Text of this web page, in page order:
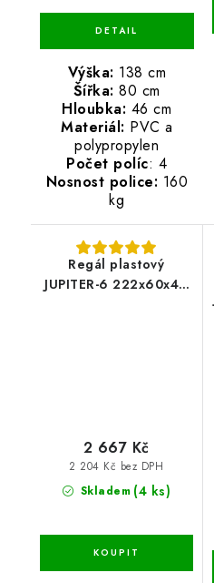
Výška: 138 cm
Šířka: 80 cm
Hloubka: 46 cm
Materiál: PVC a
polypropylen
Počet políc: 4
Nosnost police: 160
kg
Regál plastový
JUPITER-6 222x60x46
Skladem (4 ks)
2 204 Kč bez DPH
2 667 Kč